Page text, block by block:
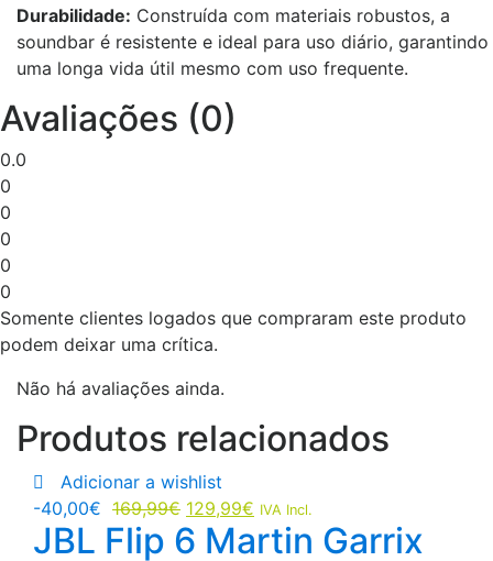
Durabilidade: Construída com materiais robustos, a
soundbar é resistente e ideal para uso diário, garantindo
uma longa vida útil mesmo com uso frequente.
Avaliações (0)
0.0
0
0
0
0
0
Somente clientes logados que compraram este produto
podem deixar uma crítica.
Não há avaliações ainda.
Produtos relacionados
Adicionar a wishlist
-40,00€ 169,99€ 129,99€ IVA Incl.
JBL Flip 6 Martin Garrix